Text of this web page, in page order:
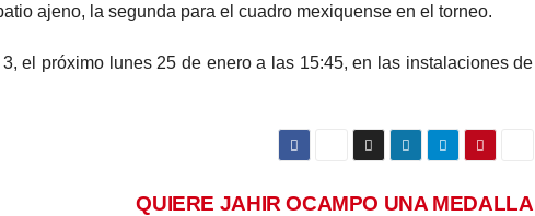
ajeno, la segunda para el cuadro mexiquense en el torneo.
el próximo lunes 25 de enero a las 15:45, en las instalaciones de
QUIERE JAHIR OCAMPO UNA MEDALLA